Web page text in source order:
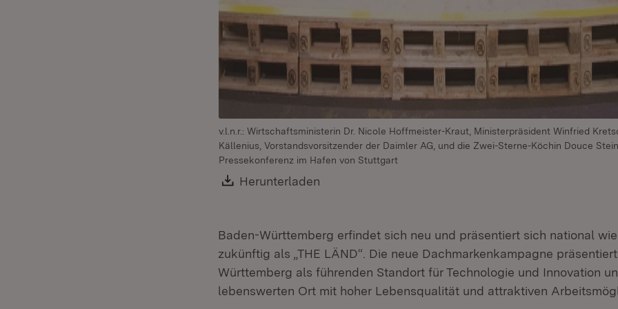
v.l.n.r.: Wirtschaftsministerin Dr. Nicole Hoffmeister-Kraut, Ministerpräsident Winfried
Källenius, Vorstandsvorsitzender der Daimler AG, und die Zwei-Sterne-Köchin Douce
Pressekonferenz im Hafen von Stuttgart
Download:
Herunterladen
Baden-Württemberg erfindet sich neu und präsentiert sich national
zukünftig als „THE LÄND“. Die neue Dachmarkenkampagne
Württemberg als führenden Standort für Technologie und Innovation
lebenswerten Ort mit hoher Lebensqualität und attraktiven